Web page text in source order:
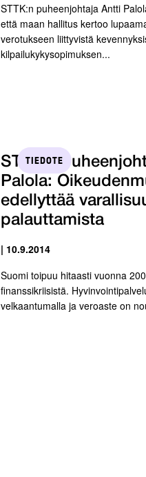
STTK:n puheenjohtaja Antti
että maan hallitus kertoo
verotukseen liittyvistä
kilpailukykysopimuksen...
TIEDOTE
STTK:n
Palola:
edellyttää
palauttamista
| 10.9.2014
Suomi toipuu hitaasti vuonna
finanssikriisistä.
velkaantumalla ja veroaste on